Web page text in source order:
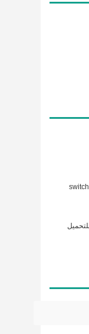
ملفات psd جديدة لأشكال من أزرار التحويل switch